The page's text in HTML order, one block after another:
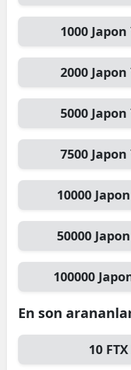
1000 Japon
2000 Japon
5000 Japon
7500 Japon
10000
50000
100000
En son
10 FTX